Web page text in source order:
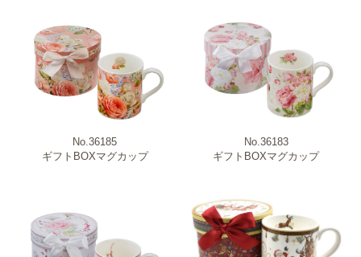
No.36185
ギフトBOXマグカップ
No.36183
ギフトBOXマグカップ